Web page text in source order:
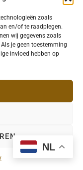
zoals
en/of te raadplegen.
wij gegevens zoals
je geen toestemming
invloed hebben op
Grote Markt
NL